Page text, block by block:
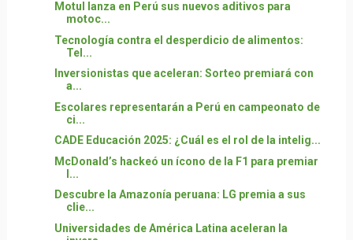
Motul lanza en Perú sus nuevos aditivos para
motoc...
Tecnología contra el desperdicio de alimentos:
Tel...
Inversionistas que aceleran: Sorteo premiará con
a...
Escolares representarán a Perú en campeonato de
ci...
CADE Educación 2025: ¿Cuál es el rol de la intelig...
McDonald’s hackeó un ícono de la F1 para premiar
l...
Descubre la Amazonía peruana: LG premia a sus
clie...
Universidades de América Latina aceleran la